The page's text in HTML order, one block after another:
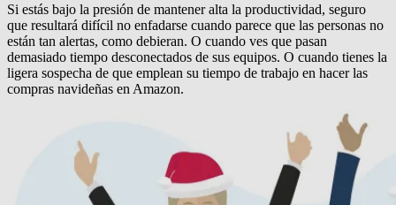
Si estás bajo la presión de mantener alta la productividad, seguro
que resultará difícil no enfadarse cuando parece que las personas no
están tan alertas, como debieran. O cuando ves que pasan
demasiado tiempo desconectados de sus equipos. O cuando tienes la
ligera sospecha de que emplean su tiempo de trabajo en hacer las
compras navideñas en Amazon.